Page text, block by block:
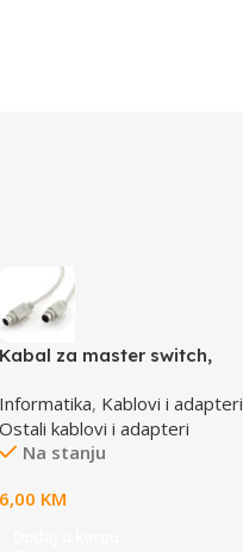
Kabal za master switch,
GEMBIRD
Informatika, Kablovi i adapteri
Ostali kablovi i adapteri
Na stanju
6,00 KM